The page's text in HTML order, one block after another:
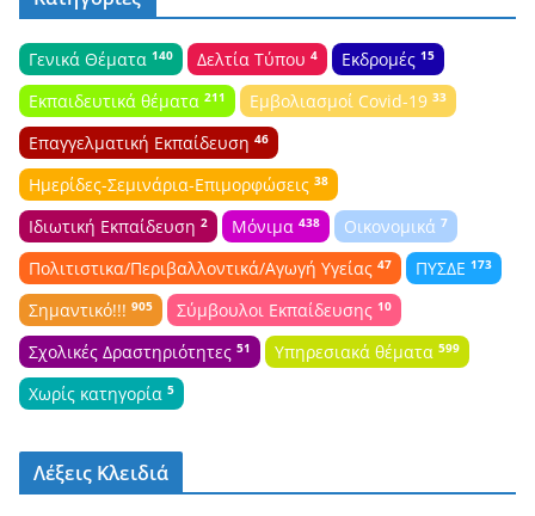
Γενικά Θέματα 140 Δελτία Τύπου 4 Εκδρομές 15
Εκπαιδευτικά θέματα 211 Εμβολιασμοί Covid-19 33
Επαγγελματική Εκπαίδευση 46
Ημερίδες-Σεμινάρια-Επιμορφώσεις 38
Ιδιωτική Εκπαίδευση 2 Μόνιμα 438 Οικονομικά 7
Πολιτιστικα/Περιβαλλοντικά/Αγωγή Υγείας 47 ΠΥΣΔΕ 173
Σημαντικό!!! 905 Σύμβουλοι Εκπαίδευσης 10
Σχολικές Δραστηριότητες 51 Υπηρεσιακά θέματα 599
Χωρίς κατηγορία 5
Λέξεις Κλειδιά